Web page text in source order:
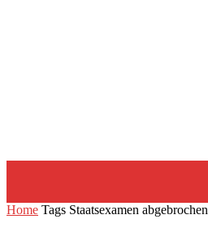
Home Tags Staatsexamen abgebrochen